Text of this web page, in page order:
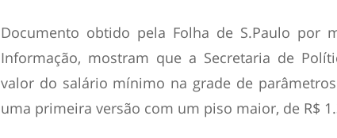
Documento obtido pela Folha de S.Paulo por
Informação, mostram que a Secretaria de
valor do salário mínimo na grade de
uma primeira versão com um piso maior, de R$